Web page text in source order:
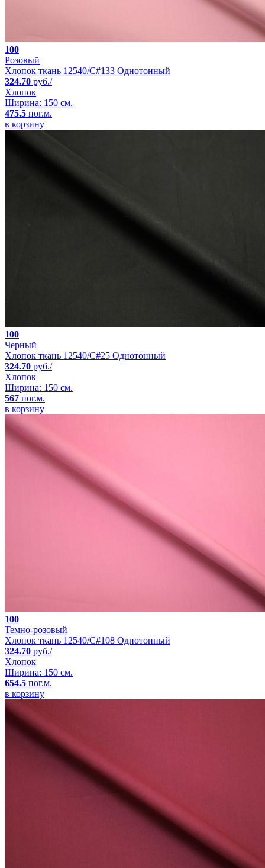
100
Розовый
Хлопок ткань 12540/C#133 Однотонный
324.70 руб./
Хлопок
Ширина: 150 см.
475.5 пог.м.
в корзину
100
Черный
Хлопок ткань 12540/C#25 Однотонный
324.70 руб./
Хлопок
Ширина: 150 см.
567 пог.м.
в корзину
100
Темно-розовый
Хлопок ткань 12540/C#108 Однотонный
324.70 руб./
Хлопок
Ширина: 150 см.
654.5 пог.м.
в корзину